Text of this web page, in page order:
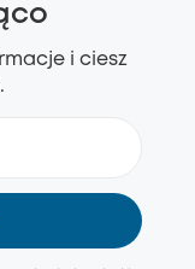
i ciesz